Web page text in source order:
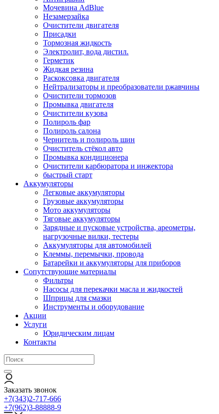
Мочевина AdBlue
Незамерзайка
Очистители двигателя
Присадки
Тормозная жидкость
Электролит, вода дистил.
Герметик
Жидкая резина
Раскоксовка двигателя
Нейтрализаторы и преобразователи ржавчины
Очистители тормозов
Промывка двигателя
Очистители кузова
Полироль фар
Полироль салона
Чернитель и полироль шин
Очиститель стёкол авто
Промывка кондиционера
Очистители карбюратора и инжектора
быстрый старт
Аккумуляторы
Легковые аккумуляторы
Грузовые аккумуляторы
Мото аккумуляторы
Тяговые аккумуляторы
Зарядные и пусковые устройства, ареометры,
нагрузочные вилки, тестеры
Аккумуляторы для автомобилей
Клеммы, перемычки, провода
Батарейки и аккумуляторы для приборов
Сопутствующие материалы
Фильтры
Насосы для перекачки масла и жидкостей
Шприцы для смазки
Инструменты и оборудование
Акции
Услуги
Юридическим лицам
Контакты
Заказать звонок
+7(343)2-717-666
+7(962)3-88888-9